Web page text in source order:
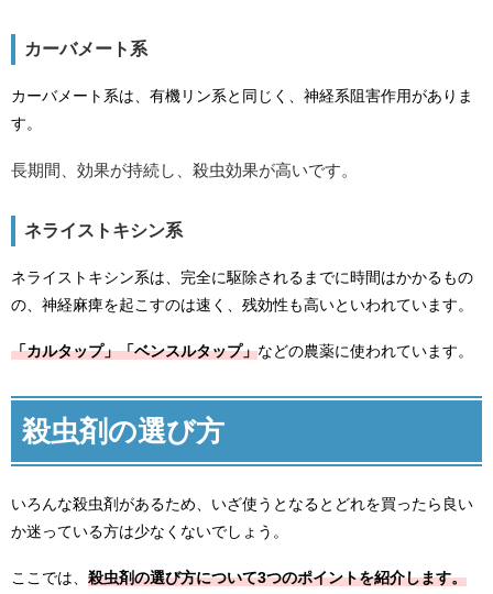
カーバメート系
カーバメート系は、有機リン系と同じく、神経系阻害作用がありま
す。
長期間、効果が持続し、殺虫効果が高いです。
ネライストキシン系
ネライストキシン系は、完全に駆除されるまでに時間はかかるもの
の、神経麻痺を起こすのは速く、残効性も高いといわれています。
「カルタップ」「ベンスルタップ」などの農薬に使われています。
殺虫剤の選び方
いろんな殺虫剤があるため、いざ使うとなるとどれを買ったら良い
か迷っている方は少なくないでしょう。
ここでは、 殺虫剤の選び方について3つのポイントを紹介します。